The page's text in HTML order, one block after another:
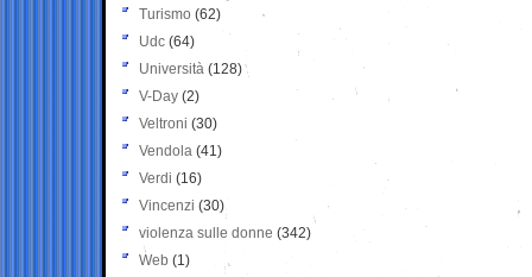
Turismo (62)
Udc (64)
Università (128)
V-Day (2)
Veltroni (30)
Vendola (41)
Verdi (16)
Vincenzi (30)
violenza sulle donne (342)
Web (1)